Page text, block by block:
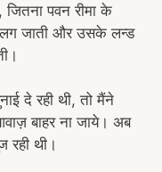
पवन रीमा के
लग जाती और उसके लन्ड
दे रही थी, तो मैंने
बाहर ना जाये। अब
थी।